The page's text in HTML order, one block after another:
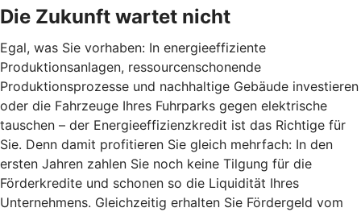
Die Zukunft wartet nicht
Egal, was Sie vorhaben: In energieeffiziente
Produktionsanlagen, ressourcenschonende
Produktionsprozesse und nachhaltige Gebäude investieren
oder die Fahrzeuge Ihres Fuhrparks gegen elektrische
tauschen – der Energieeffizienzkredit ist das Richtige für
Sie. Denn damit profitieren Sie gleich mehrfach: In den
ersten Jahren zahlen Sie noch keine Tilgung für die
Förderkredite und schonen so die Liquidität Ihres
Unternehmens. Gleichzeitig erhalten Sie Fördergeld vom